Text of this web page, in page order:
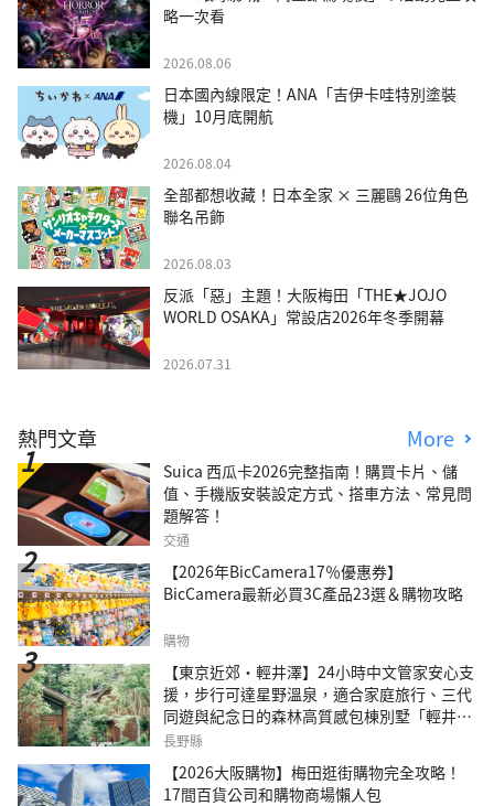
略一次看
2026.08.06
日本國內線限定！ANA「吉伊卡哇特別塗裝
機」10月底開航
2026.08.04
全部都想收藏！日本全家 × 三麗鷗 26位角色
聯名吊飾
2026.08.03
反派「惡」主題！大阪梅田「THE★JOJO
WORLD OSAKA」常設店2026年冬季開幕
2026.07.31
熱門文章 More
Suica 西瓜卡2026完整指南！購買卡片、儲
值、手機版安裝設定方式、搭車方法、常見問
題解答！
交通
【2026年BicCamera17％優惠券】
BicCamera最新必買3C產品23選＆購物攻略
購物
【東京近郊・輕井澤】24小時中文管家安心支
援，步行可達星野溫泉，適合家庭旅行、三代
同遊與紀念日的森林高質感包棟別墅「輕井澤
森四季VILLA」
長野縣
【2026大阪購物】梅田逛街購物完全攻略！
17間百貨公司和購物商場懶人包